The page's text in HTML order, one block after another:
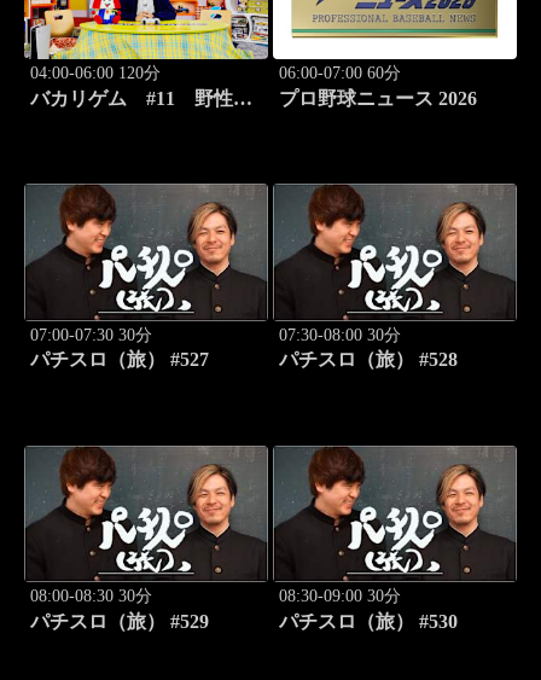
04:00-06:00 120分
バカリゲム #11 野性爆
06:00-07:00 60分
プロ野球ニュース 2026
07:00-07:30 30分
パチスロ（旅） #527
07:30-08:00 30分
パチスロ（旅） #528
08:00-08:30 30分
パチスロ（旅） #529
08:30-09:00 30分
パチスロ（旅） #530